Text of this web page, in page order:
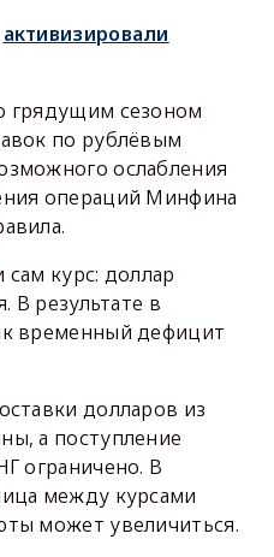
активизировали
грядущим сезоном
по рублёвым
ослабления
операций Минфина
курс: доллар
В результате в
временный дефицит
долларов из
а поступление
ограничено. В
между курсами
может увеличиться.